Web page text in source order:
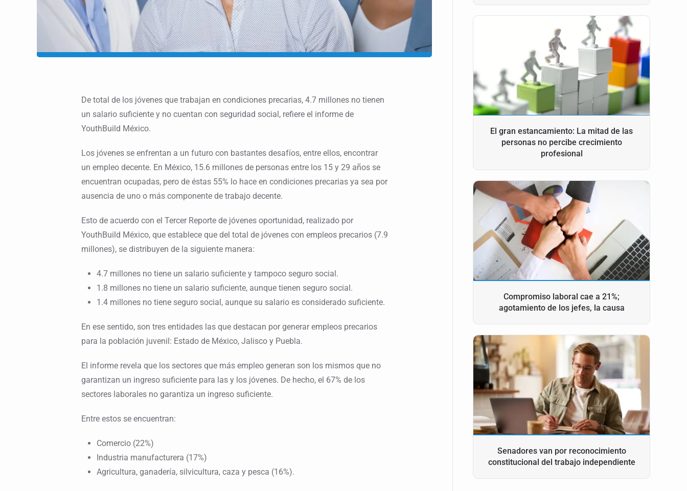
De total de los jóvenes que trabajan en condiciones precarias, 4.7 millones no tienen
un salario suficiente y no cuentan con seguridad social, refiere el informe de
YouthBuild México.
Los jóvenes se enfrentan a un futuro con bastantes desafíos, entre ellos, encontrar
un empleo decente. En México, 15.6 millones de personas entre los 15 y 29 años se
encuentran ocupadas, pero de éstas 55% lo hace en condiciones precarias ya sea por
ausencia de uno o más componente de trabajo decente.
Esto de acuerdo con el Tercer Reporte de jóvenes oportunidad, realizado por
YouthBuild México, que establece que del total de jóvenes con empleos precarios (7.9
millones), se distribuyen de la siguiente manera:
4.7 millones no tiene un salario suficiente y tampoco seguro social.
1.8 millones no tiene un salario suficiente, aunque tienen seguro social.
1.4 millones no tiene seguro social, aunque su salario es considerado suficiente.
En ese sentido, son tres entidades las que destacan por generar empleos precarios
para la población juvenil: Estado de México, Jalisco y Puebla.
El informe revela que los sectores que más empleo generan son los mismos que no
garantizan un ingreso suficiente para las y los jóvenes. De hecho, el 67% de los
sectores laborales no garantiza un ingreso suficiente.
Entre estos se encuentran:
Comercio (22%)
Industria manufacturera (17%)
Agricultura, ganadería, silvicultura, caza y pesca (16%).
El gran estancamiento: La mitad de las
personas no percibe crecimiento
profesional
Compromiso laboral cae a 21%;
agotamiento de los jefes, la causa
Senadores van por reconocimiento
constitucional del trabajo independiente